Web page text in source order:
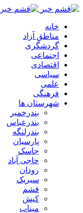
خانه
مناطق آزاد
گردشگری
اجتماعی
اقتصادی
سیاسی
علمی
فرهنگی
شهرستان ها
بندرخمیر
بندرعباس
بندرلنگه
پارسیان
جاسک
حاجی آباد
رودان
سیریک
قشم
کیش
میناب